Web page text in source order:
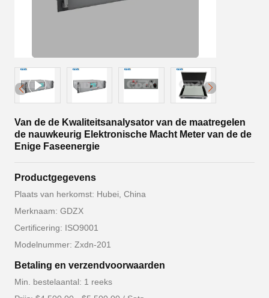
Van de de Kwaliteitsanalysator van de maatregelen
de nauwkeurig Elektronische Macht Meter van de de
Enige Faseenergie
Productgegevens
Plaats van herkomst: Hubei, China
Merknaam: GDZX
Certificering: ISO9001
Modelnummer: Zxdn-201
Betaling en verzendvoorwaarden
Min. bestelaantal: 1 reeks